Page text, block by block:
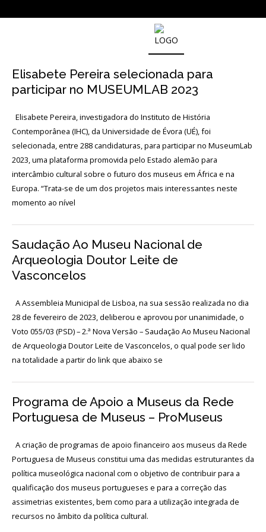
MUSEU
NACIONAL
DE
Fundador
e
Oficiais
Acordos
e
colaboração
Público
voluntariado
O
MNA
ESCUTA
Elisabete Pereira selecionada para
participar no MUSEUMLAB 2023
Elisabete Pereira, investigadora do Instituto de História
Contemporânea (IHC), da Universidade de Évora (UÉ), foi
selecionada, entre 288 candidaturas, para participar no MuseumLab
2023, uma plataforma promovida pelo Estado alemão para
intercâmbio cultural sobre o futuro dos museus em África e na
Europa. “Trata-se de um dos projetos mais interessantes neste
momento ao nível
Saudação Ao Museu Nacional de
Arqueologia Doutor Leite de
Vasconcelos
A Assembleia Municipal de Lisboa, na sua sessão realizada no dia
28 de fevereiro de 2023, deliberou e aprovou por unanimidade, o
Voto 055/03 (PSD) – 2.ª Nova Versão – Saudação Ao Museu Nacional
de Arqueologia Doutor Leite de Vasconcelos, o qual pode ser lido
na totalidade a partir do link que abaixo se
Programa de Apoio a Museus da Rede
Portuguesa de Museus – ProMuseus
A criação de programas de apoio financeiro aos museus da Rede
Portuguesa de Museus constitui uma das medidas estruturantes da
política museológica nacional com o objetivo de contribuir para a
qualificação dos museus portugueses e para a correção das
assimetrias existentes, bem como para a utilização integrada de
recursos no âmbito da política cultural.